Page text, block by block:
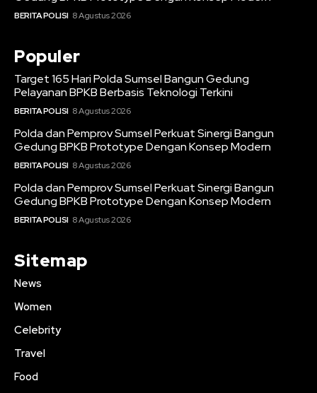
BERITA POLISI 8 Agustus 2026
Populer
Target 165 Hari Polda Sumsel Bangun Gedung
Pelayanan BPKB Berbasis Teknologi Terkini
BERITA POLISI 8 Agustus 2026
Polda dan Pemprov Sumsel Perkuat Sinergi Bangun
Gedung BPKB Prototype Dengan Konsep Modern
BERITA POLISI 8 Agustus 2026
Polda dan Pemprov Sumsel Perkuat Sinergi Bangun
Gedung BPKB Prototype Dengan Konsep Modern
BERITA POLISI 8 Agustus 2026
Sitemap
News
Women
Celebrity
Travel
Food